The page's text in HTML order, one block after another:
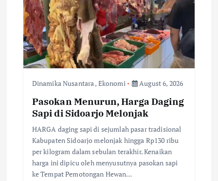
Dinamika Nusantara, Ekonomi August 6, 2026
Pasokan Menurun, Harga Daging
Sapi di Sidoarjo Melonjak
HARGA daging sapi di sejumlah pasar tradisional
Kabupaten Sidoarjo melonjak hingga Rp130 ribu
per kilogram dalam sebulan terakhir. Kenaikan
harga ini dipicu oleh menyusutnya pasokan sapi
ke Tempat Pemotongan Hewan…